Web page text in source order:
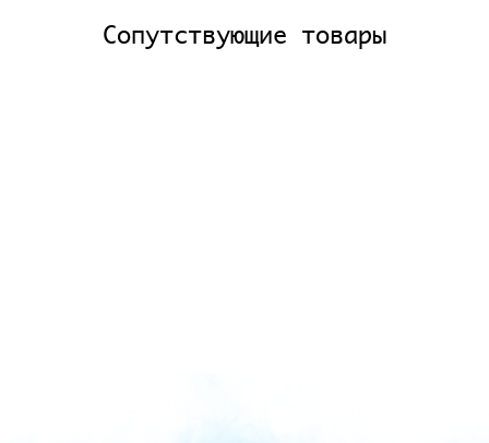
Сопутствующие товары